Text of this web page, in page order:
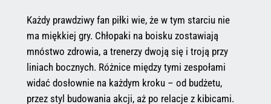
Każdy prawdziwy fan piłki wie, że w tym starciu nie
ma miękkiej gry. Chłopaki na boisku zostawiają
mnóstwo zdrowia, a trenerzy dwoją się i troją przy
liniach bocznych. Różnice między tymi zespołami
widać dosłownie na każdym kroku – od budżetu,
przez styl budowania akcji, aż po relacje z kibicami.